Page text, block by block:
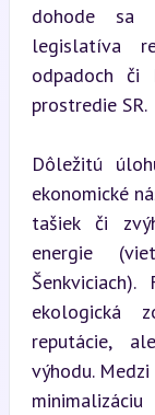
dohode sa
legislatíva
odpadoch či
prostredie SR.
Dôležitú
ekonomické
tašiek či
energie
ekologická
reputácie,
výhodu.